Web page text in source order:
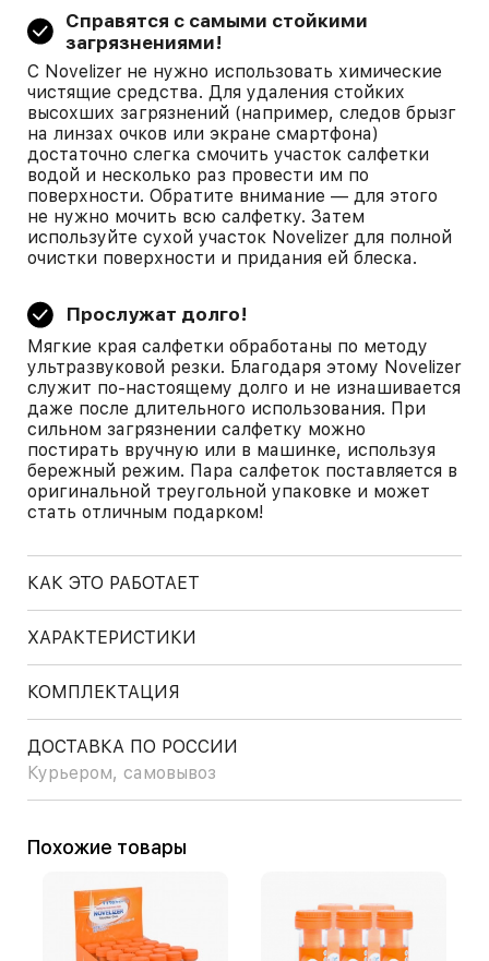
Справятся с самыми стойкими
загрязнениями!
С Novelizer не нужно использовать химические
чистящие средства. Для удаления стойких
высохших загрязнений (например, следов брызг
на линзах очков или экране смартфона)
достаточно слегка смочить участок салфетки
водой и несколько раз провести им по
поверхности. Обратите внимание — для этого
не нужно мочить всю салфетку. Затем
используйте сухой участок Novelizer для полной
очистки поверхности и придания ей блеска.
Прослужат долго!
Мягкие края салфетки обработаны по методу
ультразвуковой резки. Благодаря этому Novelizer
служит по-настоящему долго и не изнашивается
даже после длительного использования. При
сильном загрязнении салфетку можно
постирать вручную или в машинке, используя
бережный режим. Пара салфеток поставляется в
оригинальной треугольной упаковке и может
стать отличным подарком!
КАК ЭТО РАБОТАЕТ
ХАРАКТЕРИСТИКИ
КОМПЛЕКТАЦИЯ
ДОСТАВКА ПО РОССИИ
Курьером, самовывоз
Похожие товары